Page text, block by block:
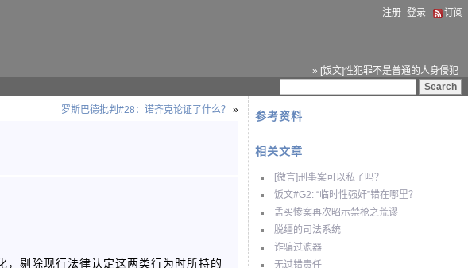
注册 登录 订阅
» [饭文]性犯罪不是普通的人身侵犯
参考资料
相关文章
[微言]刑事案可以私了吗？
饭文#G2: “临时性强奸”错在哪里？
孟买惨案再次昭示禁枪之荒谬
脱缰的司法系统
诈骗过滤器
无过错责任
罗斯巴德批判#28：诺齐克论证了什么？ »
，剔除现行法律认定这两类行为时所持的